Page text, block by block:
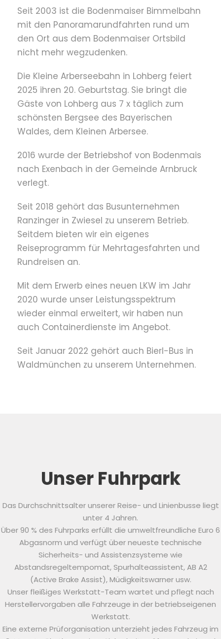
Seit 2003 ist die Bodenmaiser Bimmelbahn
mit den Panoramarundfahrten rund um
den Ort aus dem Bodenmaiser Ortsbild
nicht mehr wegzudenken.
Die Kleine Arberseebahn in Lohberg feiert
2025 ihren 20. Geburtstag. Sie bringt die
Gäste von Lohberg aus 7 x täglich zum
schönsten Bergsee des Bayerischen
Waldes, dem Kleinen Arbersee.
2016 wurde der Betriebshof von Bodenmais
nach Exenbach in der Gemeinde Arnbruck
verlegt.
Seit 2018 gehört das Busunternehmen
Ranzinger in Zwiesel zu unserem Betrieb.
Seitdem bieten wir ein eigenes
Reiseprogramm für Mehrtagesfahrten und
Rundreisen an.
Mit dem Erwerb eines neuen LKW im Jahr
2020 wurde unser Leistungsspektrum
wieder einmal erweitert, wir haben nun
auch Containerdienste im Angebot.
Seit Januar 2022 gehört auch Bierl-Bus in
Waldmünchen zu unserem Unternehmen.
Unser Fuhrpark
Das Durchschnittsalter unserer Reise- und Linienbusse liegt
unter 4 Jahren.
Über 90 % des Fuhrparks erfüllt die umweltfreundliche Euro 6
Abgasnorm und verfügt über neueste technische
Sicherheits- und Assistenzsysteme wie
Abstandsregeltempomat, Spurhalteassistent, AB A2
(Active Brake Assist), Müdigkeitswarner usw.
Unser fleißiges Werkstatt-Team wartet und pflegt nach
Herstellervorgaben alle Fahrzeuge in der betriebseigenen
Werkstatt.
Eine externe Prüforganisation unterzieht jedes Fahrzeug im